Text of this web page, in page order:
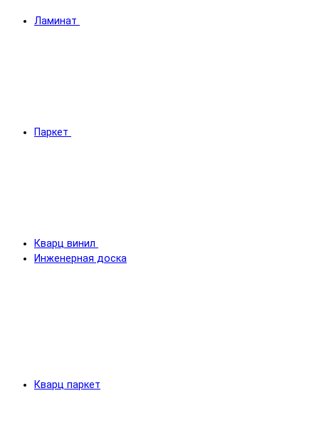
Ламинат
Паркет
Кварц винил
Инженерная доска
Кварц паркет